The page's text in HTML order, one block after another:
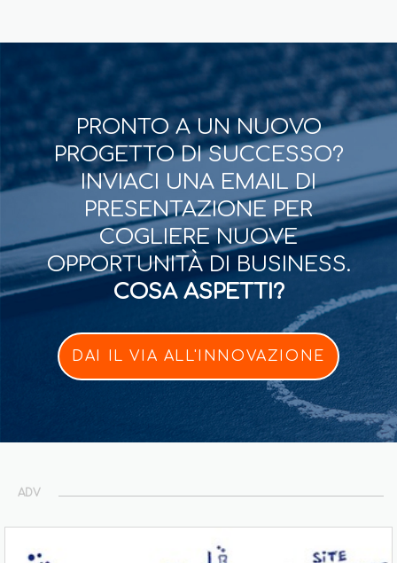
PRONTO A UN NUOVO
PROGETTO DI SUCCESSO?
INVIACI UNA EMAIL DI
PRESENTAZIONE PER
COGLIERE NUOVE
OPPORTUNITÀ DI BUSINESS.
COSA ASPETTI?
DAI IL VIA ALL'INNOVAZIONE
ADV